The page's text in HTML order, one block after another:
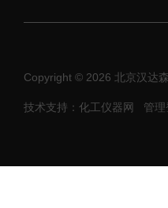
Copyright © 2026 北京汉达
技术支持：化工仪器网 管